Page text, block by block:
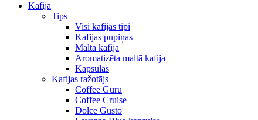
Kafija
Tips
Visi kafijas tipi
Kafijas pupiņas
Maltā kafija
Aromatizēta maltā kafija
Kapsulas
Kafijas ražotājs
Coffee Guru
Coffee Cruise
Dolce Gusto